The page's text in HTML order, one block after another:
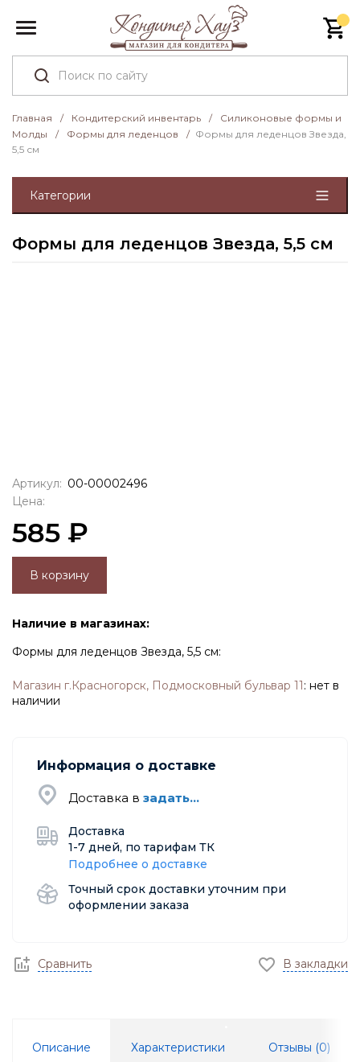
Главная / Кондитерский инвентарь /
Силиконовые формы и
Молды
/ Формы для леденцов / Формы для леденцов Звезда,
5,5 см
Категории
Формы для леденцов Звезда, 5,5 см
Артикул: 00-00002496
Цена:
585 ₽
В корзину
Наличие в магазинах:
Формы для леденцов Звезда, 5,5 см:
Магазин г.Красногорск, Подмосковный бульвар 11: нет в
наличии
Информация о доставке
Доставка в задать...
Доставка
1-7 дней, по тарифам ТК
Подробнее о доставке
Точный срок доставки уточним при
оформлении заказа
Сравнить В закладки
Описание Характеристики Отзывы (0)